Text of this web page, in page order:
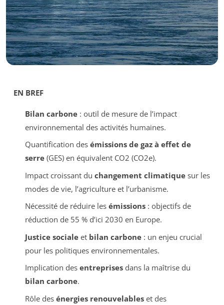
EN BREF
Bilan carbone: outil de mesure de l’impact
environnemental des activités humaines.
Quantification des émissions de gaz à effet de
serre(GES) en équivalent CO2 (CO2e).
Impact croissant du changement climatiquesur les
modes de vie, l’agriculture et l’urbanisme.
Nécessité de réduire les émissions: objectifs de
réduction de 55 % d’ici 2030 en Europe.
Justice socialeet bilan carbone: un enjeu crucial
pour les politiques environnementales.
Implication des entreprisesdans la maîtrise du
bilan carbone.
Rôle des énergies renouvelableset des